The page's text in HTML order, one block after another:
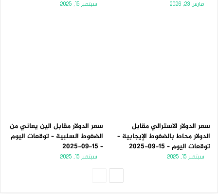
مارس 23, 2026 سبتمبر 15, 2025
سعر الدولار الاسترالي مقابل
الدولار محاط بالضغوط الإيجابية –
توقعات اليوم – 15-09-2025
سبتمبر 15, 2025
سعر الدولار مقابل الين يعاني من
الضغوط السلبية – توقعات اليوم
– 15-09-2025
سبتمبر 15, 2025